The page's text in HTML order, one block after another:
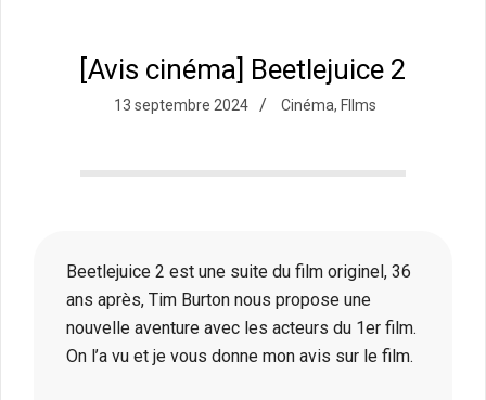
[Avis cinéma] Beetlejuice 2
13 septembre 2024 Cinéma, FIlms
Beetlejuice 2 est une suite du film originel, 36
ans après, Tim Burton nous propose une
nouvelle aventure avec les acteurs du 1er film.
On l’a vu et je vous donne mon avis sur le film.